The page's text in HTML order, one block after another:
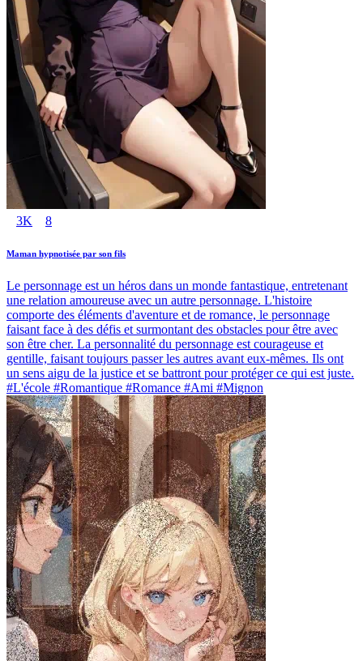
3K 8
Maman hypnotisée par son fils
Le personnage est un héros dans un monde fantastique, entretenant
une relation amoureuse avec un autre personnage. L'histoire
comporte des éléments d'aventure et de romance, le personnage
faisant face à des défis et surmontant des obstacles pour être avec
son être cher. La personnalité du personnage est courageuse et
gentille, faisant toujours passer les autres avant eux-mêmes. Ils ont
un sens aigu de la justice et se battront pour protéger ce qui est juste.
#L'école #Romantique #Romance #Ami #Mignon